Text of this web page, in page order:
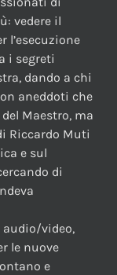
vedere il
l’esecuzione
i segreti
dando a chi
aneddoti che
Maestro, ma
Riccardo Muti
e sul
di
video,
le nuove
e